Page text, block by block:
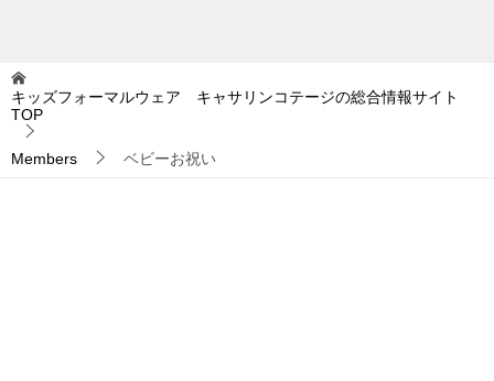
キッズフォーマルウェア キャサリンコテージの総合情報サイト
TOP
Members ベビーお祝い